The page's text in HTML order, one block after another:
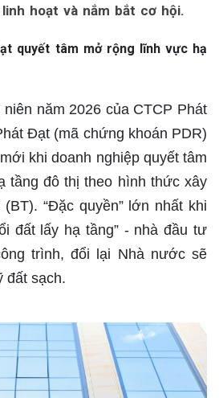
hoạt và nắm bắt cơ hội.
quyết tâm mở rộng lĩnh vực hạ
năm 2026 của CTCP Phát
Đạt (mã chứng khoán PDR)
khi doanh nghiệp quyết tâm
tầng đô thị theo hình thức xây
“Đặc quyền” lớn nhất khi
đất lấy hạ tầng” - nhà đầu tư
trình, đổi lại Nhà nước sẽ
đất sạch.